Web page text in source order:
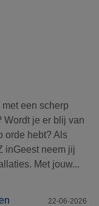
een scherp
Wordt je er blij van
orde hebt? Als
inGeest neem jij
Met jouw...
22-06-2026